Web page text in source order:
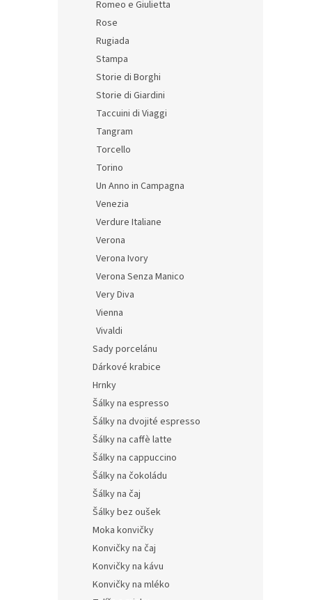
Romeo e Giulietta
Rose
Rugiada
Stampa
Storie di Borghi
Storie di Giardini
Taccuini di Viaggi
Tangram
Torcello
Torino
Un Anno in Campagna
Venezia
Verdure Italiane
Verona
Verona Ivory
Verona Senza Manico
Very Diva
Vienna
Vivaldi
Sady porcelánu
Dárkové krabice
Hrnky
Šálky na espresso
Šálky na dvojité espresso
Šálky na caffè latte
Šálky na cappuccino
Šálky na čokoládu
Šálky na čaj
Šálky bez oušek
Moka konvičky
Konvičky na čaj
Konvičky na kávu
Konvičky na mléko